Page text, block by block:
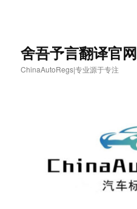
舍吾予言翻译官网
ChinaAutoRegs|专业源于专注